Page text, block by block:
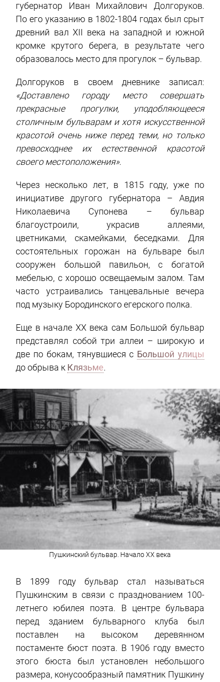
губернатор Иван Михайлович Долгоруков.
По его указанию в 1802-1804 годах был срыт
древний вал XII века на западной и южной
кромке крутого берега, в результате чего
образовалось место для прогулок – бульвар.
Долгоруков в своем дневнике записал:
«Доставлено городу место совершать
прекрасные прогулки, уподобляющееся
столичным бульварам и хотя искусственной
красотой очень ниже перед теми, но только
превосходнее их естественной красотой
своего местоположения».
Через несколько лет, в 1815 году, уже по
инициативе другого губернатора – Авдия
Николаевича Супонева – бульвар
благоустроили, украсив аллеями,
цветниками, скамейками, беседками. Для
состоятельных горожан на бульваре был
сооружен большой павильон, с богатой
мебелью, с хорошо освещаемым залом. Там
часто устраивались танцевальные вечера
под музыку Бородинского егерского полка.
Еще в начале XX века сам Большой бульвар
представлял собой три аллеи – широкую и
две по бокам, тянувшиеся с Большой улицы
до обрыва к Клязьме.
Пушкинский бульвар. Начало XX века
В 1899 году бульвар стал называться
Пушкинским в связи с празднованием 100-
летнего юбилея поэта. В центре бульвара
перед зданием бульварного клуба был
поставлен на высоком деревянном
постаменте бюст поэта. В 1906 году вместо
этого бюста был установлен небольшого
размера, конусообразный памятник Пушкину